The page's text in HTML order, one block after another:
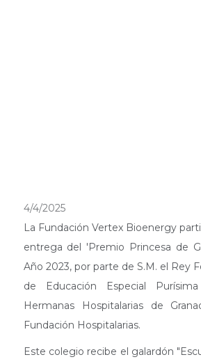
4/4/2025
La Fundación Vertex Bioenergy
entrega del 'Premio Princesa de
Año 2023, por parte de S.M. el Rey
de Educación Especial
Hermanas Hospitalarias de
Fundación Hospitalarias.
Este colegio recibe el galardón